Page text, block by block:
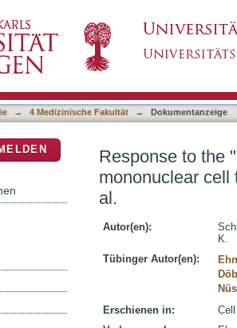
formation" by Yang et al.
→ 4 Medizinische Fakultät → Dokumentanzeige
Response to the
mononuclear cell
al.
Autor(en):
K.
Tübinger Autor(en):
Erschienen in: